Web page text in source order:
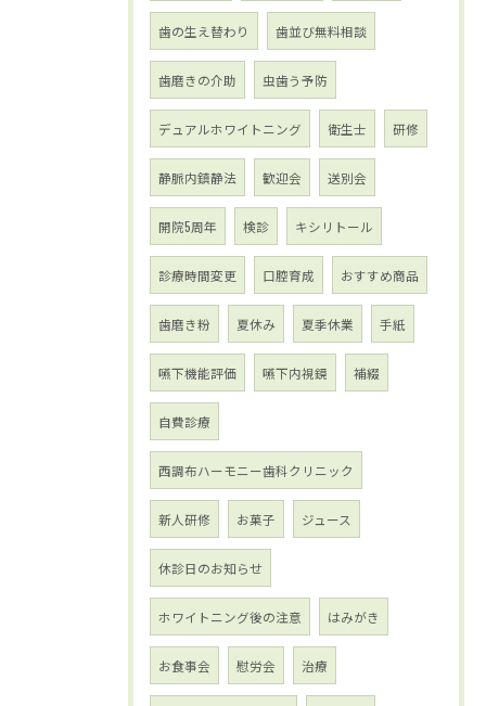
歯の生え替わり 歯並び無料相談
歯磨きの介助 虫歯う予防
デュアルホワイトニング 衛生士 研修
静脈内鎮静法 歓迎会 送別会
開院5周年 検診 キシリトール
診療時間変更 口腔育成 おすすめ商品
歯磨き粉 夏休み 夏季休業 手紙
嚥下機能評価 嚥下内視鏡 補綴
自費診療
西調布ハーモニー歯科クリニック
新人研修 お菓子 ジュース
休診日のお知らせ
ホワイトニング後の注意 はみがき
お食事会 慰労会 治療